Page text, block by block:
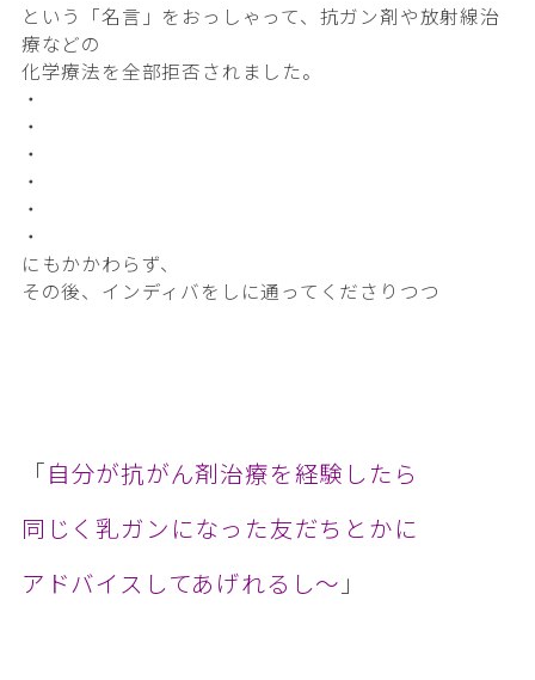
という「名言」をおっしゃって、抗ガン剤や放射線治
療などの
化学療法を全部拒否されました。
・
・
・
・
・
・
にもかかわらず、
その後、インディバをしに通ってくださりつつ
「自分が抗がん剤治療を経験したら
同じく乳ガンになった友だちとかに
アドバイスしてあげれるし〜 」